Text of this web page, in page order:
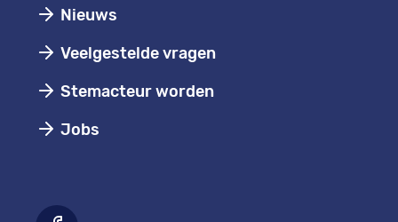
Nieuws
Veelgestelde vragen
Stemacteur worden
Jobs